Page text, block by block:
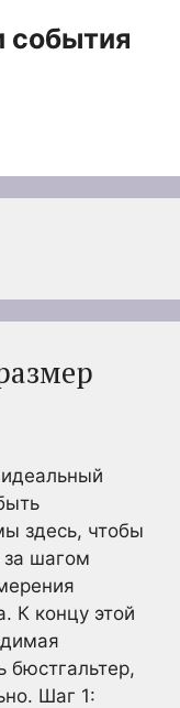
события
здесь, чтобы
за шагом
К концу этой
бюстгальтер,
Шаг 1: